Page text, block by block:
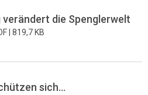
verändert die Spenglerwelt
| 819,7 KB
sich...